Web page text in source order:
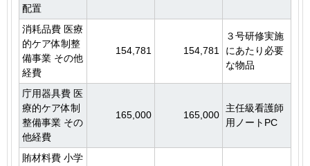
配置
消耗品費 医療
的ケア体制整
備事業 その他
経費
154,781 154,781
３号研修実施
にあたり必要
な物品
庁用器具費 医
療的ケア体制
整備事業 その
他経費
165,000 165,000
主任級看護師
用ノートPC
賄材料費 小学